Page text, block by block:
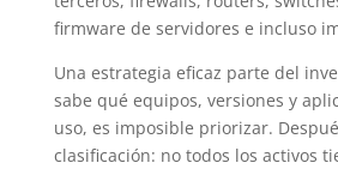
firmware de servidores e incluso
Una estrategia eficaz parte del
sabe qué equipos, versiones y
uso, es imposible priorizar.
clasificación: no todos los activos